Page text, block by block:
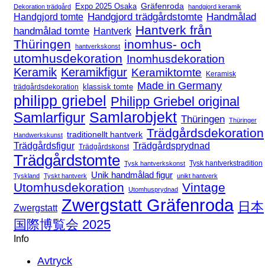
Dekoration trädgård Expo 2025 Osaka Gräfenroda handgjord keramik
Handgjord tomte Handgjord trädgårdstomte Handmålad
handmålad tomte Hantverk Hantverk från
Thüringen
hantverkskonst
inomhus- och
utomhusdekoration Inomhusdekoration
Keramik Keramikfigur Keramiktomte
Keramisk
trädgårdsdekoration
klassisk tomte Made in Germany
philipp griebel Philipp Griebel original
Samlarfigur Samlarobjekt Thüringen Thüringer
Handwerkskunst traditionellt hantverk Trädgårdsdekoration
Trädgårdsfigur Trädgårdskonst Trädgårdsprydnad
Trädgårdstomte Tysk hantverkskonst Tysk hantverkstradition
Tyskland Tyskt hantverk Unik handmålad figur unikt hantverk
Utomhusdekoration Utomhusprydnad Vintage
Zwergstatt Zwergstatt Gräfenroda 日本
国際博覧会 2025
Info
Avtryck